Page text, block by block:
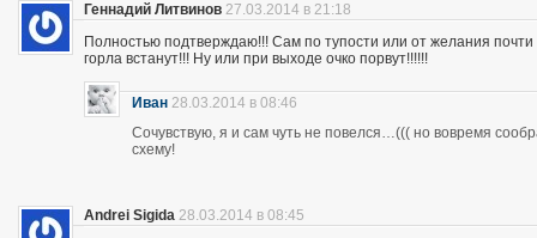
Геннадий Литвинов 27.03.2014 в 21:18
Полностью подтверждаю!!! Сам по тупости или от желания
горла встанут!!! Ну или при выходе очко порвут!!!!!!
Иван 28.03.2014 в 08:46
Сочувствую, я и сам чуть не повелся…((( но вовремя
схему!
Andrei Sigida 28.03.2014 в 08:45